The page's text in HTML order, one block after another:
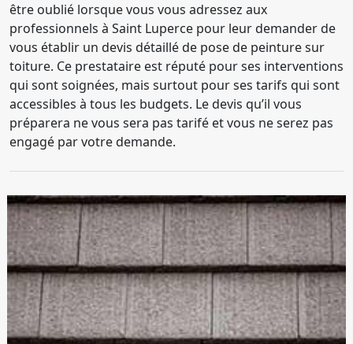
être oublié lorsque vous vous adressez aux
professionnels à Saint Luperce pour leur demander de
vous établir un devis détaillé de pose de peinture sur
toiture. Ce prestataire est réputé pour ses interventions
qui sont soignées, mais surtout pour ses tarifs qui sont
accessibles à tous les budgets. Le devis qu’il vous
préparera ne vous sera pas tarifé et vous ne serez pas
engagé par votre demande.